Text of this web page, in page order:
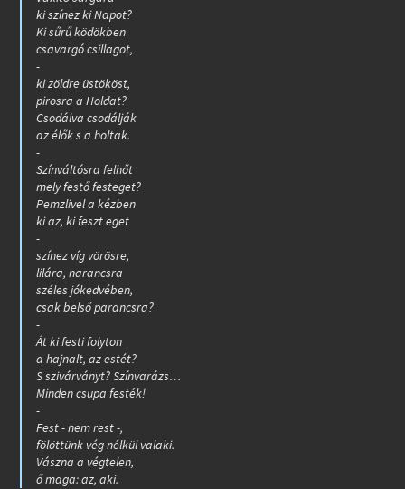
ki színez ki Napot?
Ki sűrű ködökben
csavargó csillagot,
-
ki zöldre üstököst,
pirosra a Holdat?
Csodálva csodálják
az élők s a holtak.
-
Színváltósra felhőt
mely festő festeget?
Pemzlivel a kézben
ki az, ki feszt eget
-
színez víg vörösre,
lilára, narancsra
széles jókedvében,
csak belső parancsra?
-
Át ki festi folyton
a hajnalt, az estét?
S szivárványt? Színvarázs…
Minden csupa festék!
-
Fest - nem rest -,
fölöttünk vég nélkül valaki.
Vászna a végtelen,
ő maga: az, aki.